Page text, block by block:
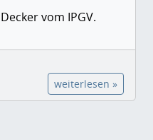
vom IPGV.
weiterlesen »